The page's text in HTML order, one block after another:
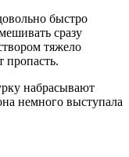
быстро
сразу
тяжело
пропасть.
набрасывают
немного выступала